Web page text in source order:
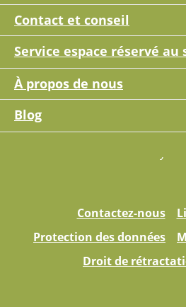
Contact et conseil
Service espace réservé au
À propos de nous
Blog
Contactez-nous
Protection des données
Droit de